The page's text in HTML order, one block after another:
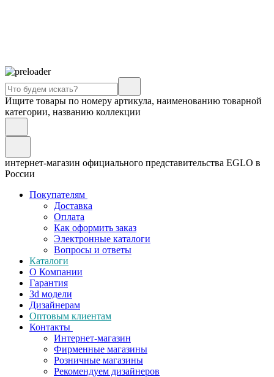
Ищите товары по номеру артикула, наименованию товарной
категории, названию коллекции
интернет-магазин официального представительства EGLO в
России
Покупателям
Доставка
Оплата
Как оформить заказ
Электронные каталоги
Вопросы и ответы
Каталоги
О Компании
Гарантия
3d модели
Дизайнерам
Оптовым клиентам
Контакты
Интернет-магазин
Фирменные магазины
Розничные магазины
Рекомендуем дизайнеров